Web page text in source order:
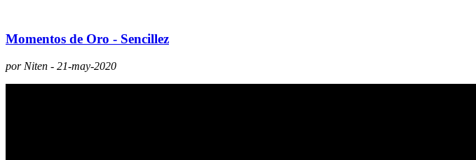
Momentos de Oro - Sencillez
por Niten - 21-may-2020